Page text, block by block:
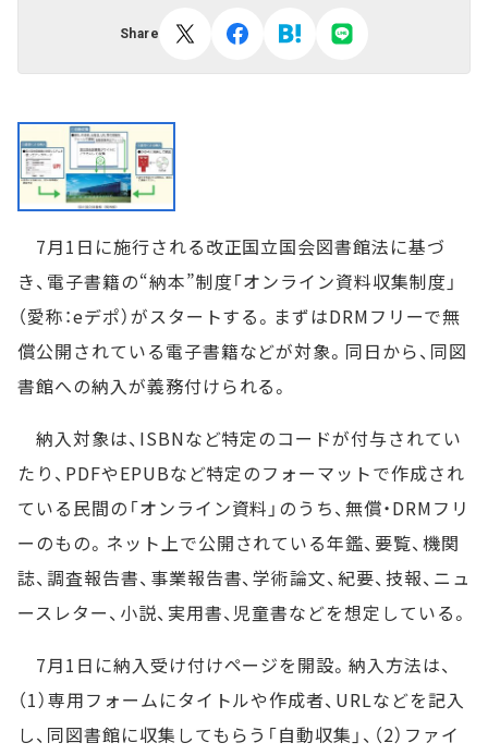
Share
7月1日に施行される改正国立国会図書館法に基づ
き、電子書籍の“納本”制度「オンライン資料収集制度」
（愛称：eデポ）がスタートする。まずはDRMフリーで無
償公開されている電子書籍などが対象。同日から、同図
書館への納入が義務付けられる。
納入対象は、ISBNなど特定のコードが付与されてい
たり、PDFやEPUBなど特定のフォーマットで作成され
ている民間の「オンライン資料」のうち、無償・DRMフリ
ーのもの。ネット上で公開されている年鑑、要覧、機関
誌、調査報告書、事業報告書、学術論文、紀要、技報、ニュ
ースレター、小説、実用書、児童書などを想定している。
7月1日に納入受け付けページを開設。納入方法は、
（1）専用フォームにタイトルや作成者、URLなどを記入
し、同図書館に収集してもらう「自動収集」、（2）ファイ